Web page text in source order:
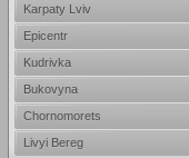
Karpaty Lviv
Epicentr
Kudrivka
Bukovyna
Chornomorets
Livyi Bereg